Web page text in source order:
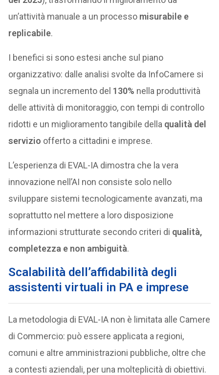
un’attività manuale a un processo misurabile e
replicabile.
I benefici si sono estesi anche sul piano
organizzativo: dalle analisi svolte da InfoCamere si
segnala un incremento del 130% nella produttività
delle attività di monitoraggio, con tempi di controllo
ridotti e un miglioramento tangibile della qualità del
servizio offerto a cittadini e imprese.
L’esperienza di EVAL-IA dimostra che la vera
innovazione nell’AI non consiste solo nello
sviluppare sistemi tecnologicamente avanzati, ma
soprattutto nel mettere a loro disposizione
informazioni strutturate secondo criteri di qualità,
completezza e non ambiguità.
Scalabilità dell’affidabilità degli
assistenti virtuali in PA e imprese
La metodologia di EVAL-IA non è limitata alle Camere
di Commercio: può essere applicata a regioni,
comuni e altre amministrazioni pubbliche, oltre che
a contesti aziendali, per una molteplicità di obiettivi.